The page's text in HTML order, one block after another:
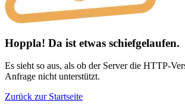
Hoppla! Da ist etwas schiefgelaufen.
Es sieht so aus, als ob der Server die HTTP-
Anfrage nicht unterstützt.
Zurück zur Startseite